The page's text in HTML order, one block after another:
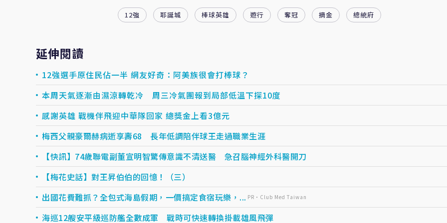
12強 耶誕城 棒球英雄 遊行 奪冠 摘金 總統府
延伸閱讀
12強選手原住民佔一半 網友好奇：阿美族很會打棒球？
本周天氣逐漸由濕涼轉乾冷 周三冷氣團報到局部低溫下探10度
感謝英雄 戰機伴飛迎中華隊回家 總獎金上看3億元
梅西父親豪爾赫病逝享壽68 長年低調陪伴球王走過職業生涯
【快訊】74歲聯電副董宣明智驚傳意識不清送醫 急召腦神經外科醫開刀
【梅花史話】對王昇伯伯的回憶！（三）
出國花費難抓？全包式海島假期，一價搞定食宿玩樂，... PR・Club Med Taiwan
海巡12艘安平級巡防艦全數成軍 戰時可快速轉換掛載雄風飛彈